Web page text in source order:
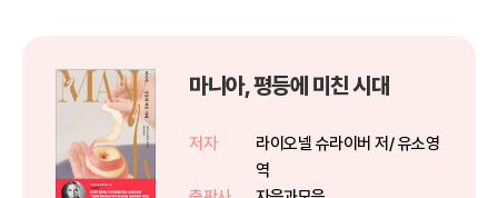
마니아, 평등에 미친 시대
저자
라이오넬 슈라이버 저/ 유소영
역